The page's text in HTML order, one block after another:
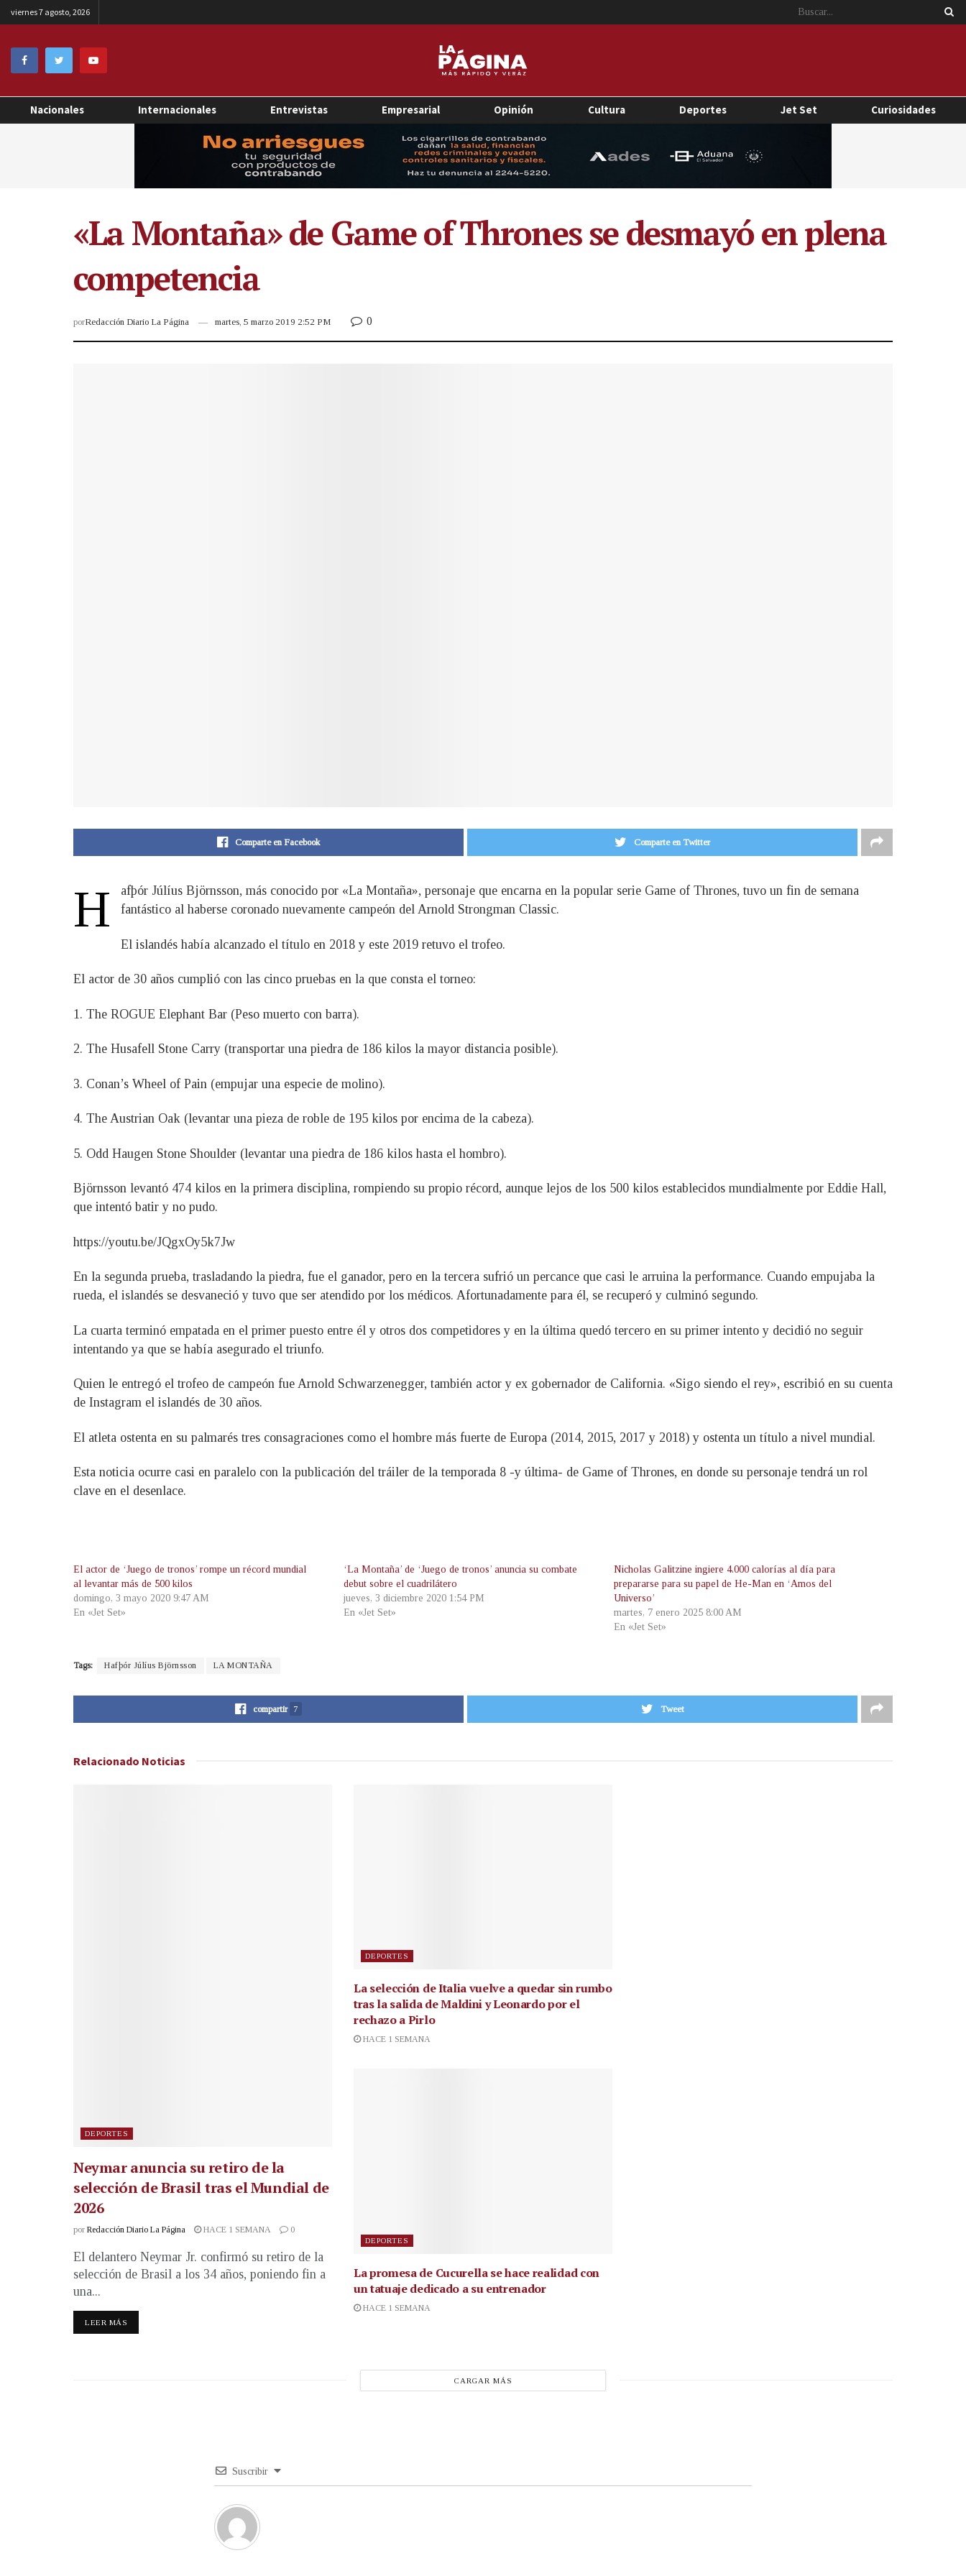
viernes 7 agosto, 2026
Nacionales Internacionales Entrevistas Empresarial Opinión Cultura Deportes Jet Set Curiosidades
«La Montaña» de Game of Thrones se desmayó en plena
competencia
porRedacción Diario La Página martes, 5 marzo 2019 2:52 PM 0
Comparte en Facebook Comparte en Twitter
H
afþór Júlíus Björnsson, más conocido por «La Montaña», personaje que encarna en la popular serie Game of Thrones, tuvo un fin de semana
fantástico al haberse coronado nuevamente campeón del Arnold Strongman Classic.
El islandés había alcanzado el título en 2018 y este 2019 retuvo el trofeo.
El actor de 30 años cumplió con las cinco pruebas en la que consta el torneo:
1. The ROGUE Elephant Bar (Peso muerto con barra).
2. The Husafell Stone Carry (transportar una piedra de 186 kilos la mayor distancia posible).
3. Conan’s Wheel of Pain (empujar una especie de molino).
4. The Austrian Oak (levantar una pieza de roble de 195 kilos por encima de la cabeza).
5. Odd Haugen Stone Shoulder (levantar una piedra de 186 kilos hasta el hombro).
Björnsson levantó 474 kilos en la primera disciplina, rompiendo su propio récord, aunque lejos de los 500 kilos establecidos mundialmente por Eddie Hall,
que intentó batir y no pudo.
https://youtu.be/JQgxOy5k7Jw
En la segunda prueba, trasladando la piedra, fue el ganador, pero en la tercera sufrió un percance que casi le arruina la performance. Cuando empujaba la
rueda, el islandés se desvaneció y tuvo que ser atendido por los médicos. Afortunadamente para él, se recuperó y culminó segundo.
La cuarta terminó empatada en el primer puesto entre él y otros dos competidores y en la última quedó tercero en su primer intento y decidió no seguir
intentando ya que se había asegurado el triunfo.
Quien le entregó el trofeo de campeón fue Arnold Schwarzenegger, también actor y ex gobernador de California. «Sigo siendo el rey», escribió en su cuenta
de Instagram el islandés de 30 años.
El atleta ostenta en su palmarés tres consagraciones como el hombre más fuerte de Europa (2014, 2015, 2017 y 2018) y ostenta un título a nivel mundial.
Esta noticia ocurre casi en paralelo con la publicación del tráiler de la temporada 8 -y última- de Game of Thrones, en donde su personaje tendrá un rol
clave en el desenlace.
El actor de ‘Juego de tronos’ rompe un récord mundial
al levantar más de 500 kilos
domingo, 3 mayo 2020 9:47 AM
En «Jet Set»
‘La Montaña’ de ‘Juego de tronos’ anuncia su combate
debut sobre el cuadrilátero
jueves, 3 diciembre 2020 1:54 PM
En «Jet Set»
Nicholas Galitzine ingiere 4.000 calorías al día para
prepararse para su papel de He-Man en ‘Amos del
Universo’
martes, 7 enero 2025 8:00 AM
En «Jet Set»
Tags: Hafþór Júlíus Björnsson LA MONTAÑA
compartir 7 Tweet
Relacionado Noticias
DEPORTES
Neymar anuncia su retiro de la
selección de Brasil tras el Mundial de
2026
por Redacción Diario La Página HACE 1 SEMANA 0
El delantero Neymar Jr. confirmó su retiro de la
selección de Brasil a los 34 años, poniendo fin a
una...
LEER MÁS
DEPORTES
La selección de Italia vuelve a quedar sin rumbo
tras la salida de Maldini y Leonardo por el
rechazo a Pirlo
HACE 1 SEMANA
DEPORTES
La promesa de Cucurella se hace realidad con
un tatuaje dedicado a su entrenador
HACE 1 SEMANA
CARGAR MÁS
Suscribir